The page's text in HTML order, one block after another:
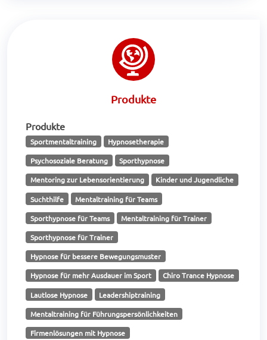
Produkte
Produkte
Sportmentaltraining Hypnosetherapie
Psychosoziale Beratung Sporthypnose
Mentoring zur Lebensorientierung Kinder und Jugendliche
Suchthilfe Mentaltraining für Teams
Sporthypnose für Teams Mentaltraining für Trainer
Sporthypnose für Trainer
Hypnose für bessere Bewegungsmuster
Hypnose für mehr Ausdauer im Sport Chiro Trance Hypnose
Lautlose Hypnose Leadershiptraining
Mentaltraining für Führungspersönlichkeiten
Firmenlösungen mit Hypnose